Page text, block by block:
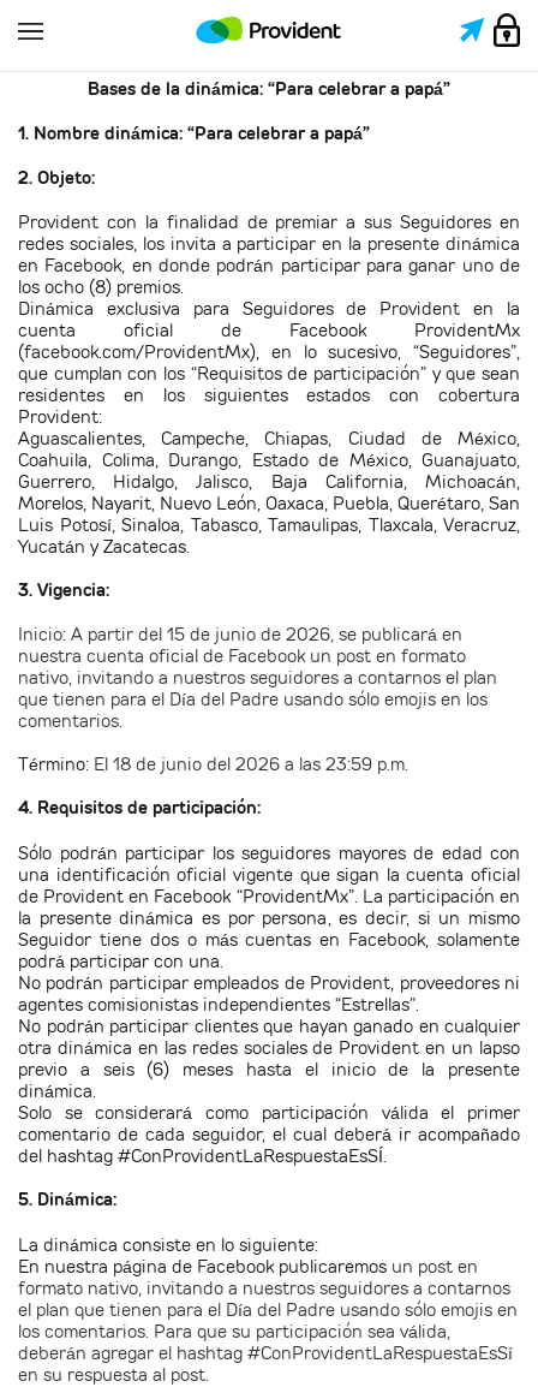
Bases de la dinámica: “Para celebrar a papá”
1. Nombre dinámica: “Para celebrar a papá”
2. Objeto:
Provident con la finalidad de premiar a sus Seguidores en
redes sociales, los invita a participar en la presente dinámica
en Facebook, en donde podrán participar para ganar uno de
los ocho (8) premios.
Dinámica exclusiva para Seguidores de Provident en la
cuenta oficial de Facebook ProvidentMx
(facebook.com/ProvidentMx), en lo sucesivo, “Seguidores”,
que cumplan con los “Requisitos de participación” y que sean
residentes en los siguientes estados con cobertura
Provident:
Aguascalientes, Campeche, Chiapas, Ciudad de México,
Coahuila, Colima, Durango, Estado de México, Guanajuato,
Guerrero, Hidalgo, Jalisco, Baja California, Michoacán,
Morelos, Nayarit, Nuevo León, Oaxaca, Puebla, Querétaro, San
Luis Potosí, Sinaloa, Tabasco, Tamaulipas, Tlaxcala, Veracruz,
Yucatán y Zacatecas.
3. Vigencia:
Inicio: A partir del 15 de junio de 2026, se publicará en
nuestra cuenta oficial de Facebook un post en formato
nativo, invitando a nuestros seguidores a contarnos el plan
que tienen para el Día del Padre usando sólo emojis en los
comentarios.
Término: El 18 de junio del 2026 a las 23:59 p.m.
4. Requisitos de participación:
Sólo podrán participar los seguidores mayores de edad con
una identificación oficial vigente que sigan la cuenta oficial
de Provident en Facebook “ProvidentMx”. La participación en
la presente dinámica es por persona, es decir, si un mismo
Seguidor tiene dos o más cuentas en Facebook, solamente
podrá participar con una.
No podrán participar empleados de Provident, proveedores ni
agentes comisionistas independientes “Estrellas”.
No podrán participar clientes que hayan ganado en cualquier
otra dinámica en las redes sociales de Provident en un lapso
previo a seis (6) meses hasta el inicio de la presente
dinámica.
Solo se considerará como participación válida el primer
comentario de cada seguidor, el cual deberá ir acompañado
del hashtag #ConProvidentLaRespuestaEsSÍ.
5. Dinámica:
La dinámica consiste en lo siguiente:
En nuestra página de Facebook publicaremos un post en
formato nativo, invitando a nuestros seguidores a contarnos
el plan que tienen para el Día del Padre usando sólo emojis en
los comentarios. Para que su participación sea válida,
deberán agregar el hashtag #ConProvidentLaRespuestaEsSí
en su respuesta al post.